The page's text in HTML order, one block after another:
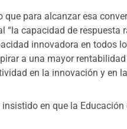
que para alcanzar esa
“la capacidad de respuesta
innovadora en todos
a una mayor
en la innovación y en
en que la